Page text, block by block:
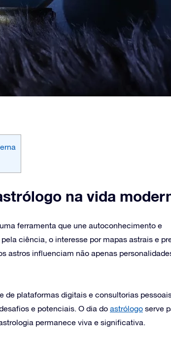
na vida
ferramenta que une autoconhecimento e
ciência, o interesse por mapas astrais e
astros influenciam não apenas
de plataformas digitais e consultorias
e potenciais. O dia do astrólogo serve
permanece viva e significativa.